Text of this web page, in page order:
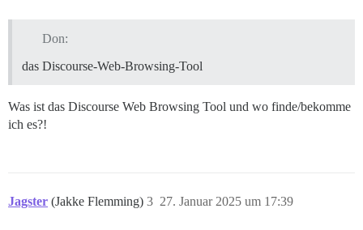
Don:
das Discourse-Web-Browsing-Tool
Was ist das Discourse Web Browsing Tool und wo finde/bekomme
ich es?!
Jagster (Jakke Flemming) 27. Januar 2025 um 17:39
3